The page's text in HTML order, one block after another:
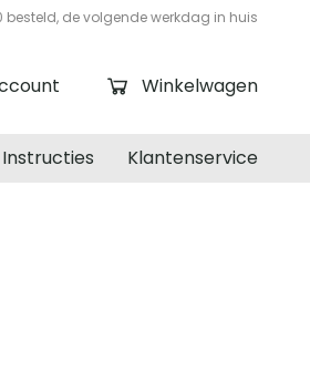
besteld, de volgende werkdag in huis
Winkelwagen
Klantenservice
Instructies